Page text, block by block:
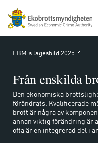
EBM:s lägesbild 2025
Från enskilda
Den ekonomiska
förändrats. Kvalificerade
brott är några av
annan viktig förändring är
ofta är en integrerad del i